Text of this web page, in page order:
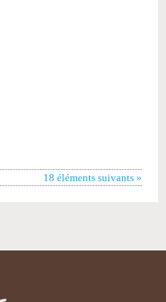
18 éléments suivants »